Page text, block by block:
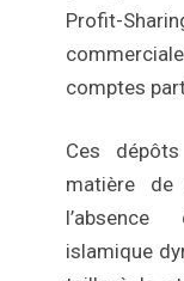
Profit-
comptes
Ces
matière
l’absence
islamique